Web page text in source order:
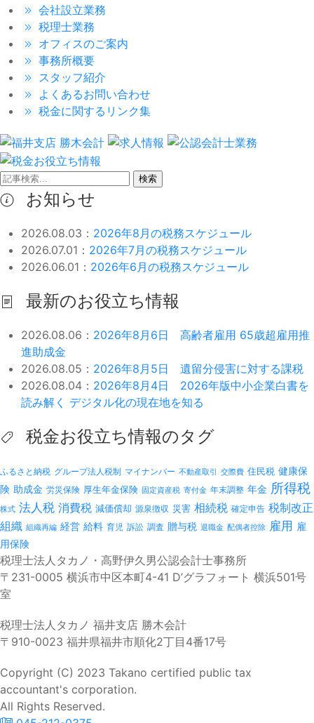
会社設立業務
税理士業務
オフィスのご案内
事務所概要
スタッフ紹介
よくあるお問い合わせ
税金に関するリンク集
検索
お知らせ
2026.08.03： 2026年8月の税務スケジュール
2026.07.01： 2026年7月の税務スケジュール
2026.06.01： 2026年6月の税務スケジュール
最新のお役立ち情報
2026.08.06： 2026年8月6日 高齢者雇用 65歳超雇用推
進助成金
2026.08.05： 2026年8月5日 遺留分侵害に対する課税
2026.08.04： 2026年8月4日 2026年版中小企業白書を
読み解く デジタル化の現在地を知る
税金お役立ち情報のタグ
ふるさと納税 グループ法人税制 マイナンバー 不動産取引 交際費 住民税 健康保
険 助成金 労災保険 厚生年金保険 固定資産税 寄付金 年末調整 年金 所得税
株式 法人税 消費税 減価償却 源泉徴収 災害 相続税 確定申告 税制改正
組織 組織再編 経営 給料 育児 訴訟 調査 贈与税 退職金 配偶者控除 雇用 雇
用保険
税理士法人タカノ・高野伊久男公認会計士事務所
〒231-0005 横浜市中区本町4-41 D’グラフォート 横浜501号
室
税理士法人タカノ 福井支店 勝木会計
〒910-0023 福井県福井市順化2丁目4番17号
Copyright (C) 2023 Takano certified public tax
accountant's corporation.
All Rights Reserved.